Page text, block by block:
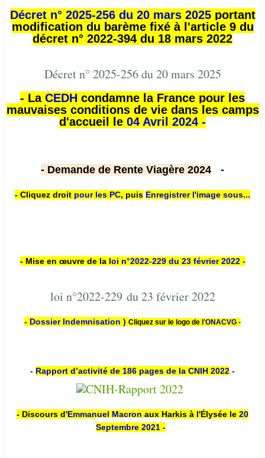
Décret n° 2025-256 du 20 mars 2025portant
modification du barème fixé à l'article 9 du
décret n° 2022-394 du 18 mars 2022
Décret n° 2025-256 du 20 mars 2025
- La CEDH condamne la France pour les
mauvaises conditions de vie dans les camps
d'accueil le 04 Avril 2024 -
- Demande de Rente Viagère 2024 -
- Cliquez droit pour les PC, puis Enregistrer l'image sous...
- Mise en œuvre de la loi n°2022-229 du 23 février 2022 -
loi n°2022-229 du 23 février 2022
- Dossier Indemnisation ) Cliquez sur le logo de l'ONACVG -
- Rapport d’activité de 186 pages de la CNIH 2022 -
- Discours d'Emmanuel Macron aux Harkis à l'Élysée le 20
Septembre 2021 -